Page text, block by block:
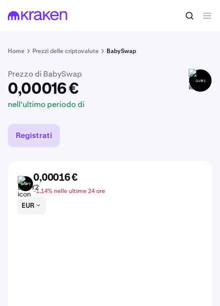
Home Prezzi delle criptovalute BabySwap
0,00016 € Acquista BABY2
Prezzo di BabySwap
0,00016 €
nell'ultimo periodo di
BABY2
Registrati
BABY2
0,00016 €
-1,14% nelle ultime 24 ore
EUR